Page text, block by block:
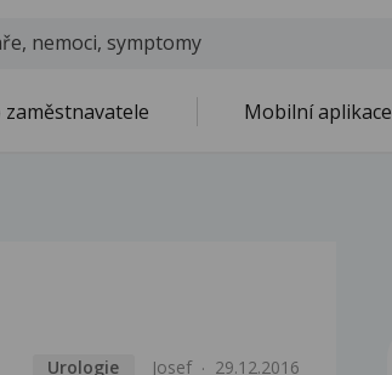
zaměstnavatele Mobilní aplikace
Urologie Josef 29.12.2016